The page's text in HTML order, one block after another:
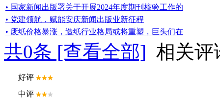
• 国家新闻出版署关于开展2024年度期刊核验工作的
• 党建领航，赋能安庆新闻出版业新征程
• 废纸价格暴涨，造纸行业格局或将重塑，巨头们在
共0条 [查看全部] 相关评